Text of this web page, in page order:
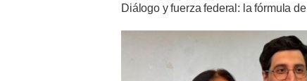
Diálogo y fuerza federal: la fórmula